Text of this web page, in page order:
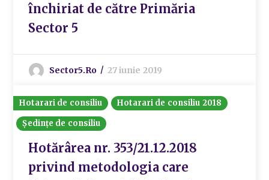
închiriat de către Primăria
Sector 5
Sector5.ro 27 iunie 2019
Hotarari de consiliu
Hotarari de consiliu 2018
Ședințe de consiliu
Hotărârea nr. 353/21.12.2018
privind metodologia care